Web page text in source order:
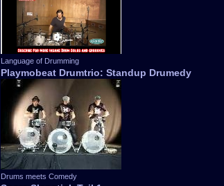
Language of Drumming
Playmobeat Drumtrio: Standup Drumedy
Drums meets Comedy